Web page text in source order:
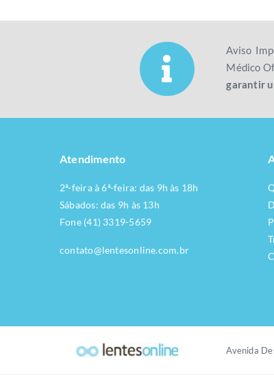
Aviso
Médico
garantir
Atendimento
2ª-feira à 6ª-feira: das 9h às 18h
Sábados: das 9h às 13h
Fone (41) 3319-5659
contato@lentesonline.com.br
Avenida